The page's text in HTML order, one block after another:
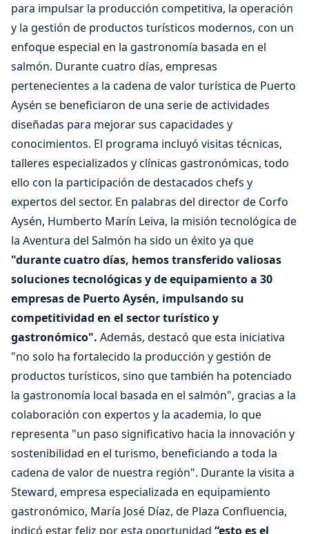
para impulsar la producción competitiva, la operación
y la gestión de productos turísticos modernos, con un
enfoque especial en la gastronomía basada en el
salmón. Durante cuatro días, empresas
pertenecientes a la cadena de valor turística de Puerto
Aysén se beneficiaron de una serie de actividades
diseñadas para mejorar sus capacidades y
conocimientos. El programa incluyó visitas técnicas,
talleres especializados y clínicas gastronómicas, todo
ello con la participación de destacados chefs y
expertos del sector. En palabras del director de Corfo
Aysén, Humberto Marín Leiva, la misión tecnológica de
la Aventura del Salmón ha sido un éxito ya que
"durante cuatro días, hemos transferido valiosas
soluciones tecnológicas y de equipamiento a 30
empresas de Puerto Aysén, impulsando su
competitividad en el sector turístico y
gastronómico". Además, destacó que esta iniciativa
"no solo ha fortalecido la producción y gestión de
productos turísticos, sino que también ha potenciado
la gastronomía local basada en el salmón", gracias a la
colaboración con expertos y la academia, lo que
representa "un paso significativo hacia la innovación y
sostenibilidad en el turismo, beneficiando a toda la
cadena de valor de nuestra región". Durante la visita a
Steward, empresa especializada en equipamiento
gastronómico, María José Díaz, de Plaza Confluencia,
indicó estar feliz por esta oportunidad “esto es el